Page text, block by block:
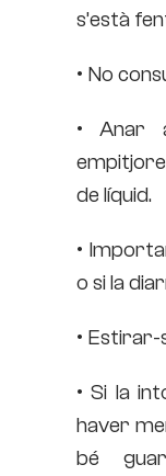
s’està
• No
• Anar
de líquid.
•
o si la
• Estirar-
• Si la
haver
bé